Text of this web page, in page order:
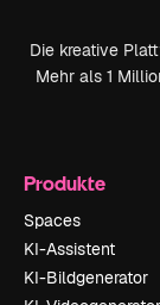
Die kreative
Mehr als 1
Produkte
Spaces
KI-Assistent
KI-Bildgenerator